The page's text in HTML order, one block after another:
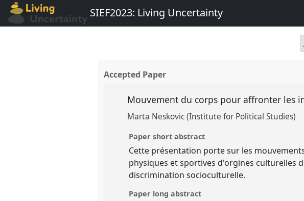
SIEF2023: Living Uncertainty
Accepted Paper
Mouvement du corps pour affronter les
Marta Neskovic (Institute for Political Studies)
Paper short abstract
Cette présentation porte sur les
physiques et sportives d'orgines culturelles
discrimination socioculturelle.
Paper long abstract